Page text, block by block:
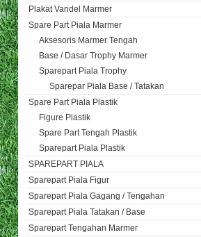
Plakat Vandel Marmer
Spare Part Piala Marmer
Aksesoris Marmer Tengah
Base / Dasar Trophy Marmer
Sparepart Piala Trophy
Sparepar Piala Base / Tatakan
Spare Part Piala Plastik
Figure Plastik
Spare Part Tengah Plastik
Sparepart Piala Plastik
SPAREPART PIALA
Sparepart Piala Figur
Sparepart Piala Gagang / Tengahan
Sparepart Piala Tatakan / Base
Sparepart Tengahan Marmer